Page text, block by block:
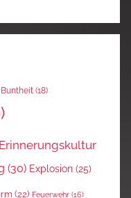
Buntheit (18)
Erinnerungskultur
(30) Explosion (25)
(22) Feuerwehr (16)